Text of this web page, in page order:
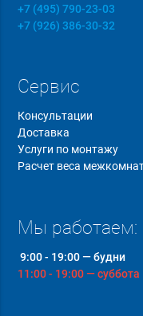
+7 (495) 790-23-03
+7 (926) 386-30-32
Сервис
Консультации
Доставка
Услуги по монтажу
Расчет веса
Мы работаем:
9:00 - 19:00 — будни
11:00 - 19:00 — суббота